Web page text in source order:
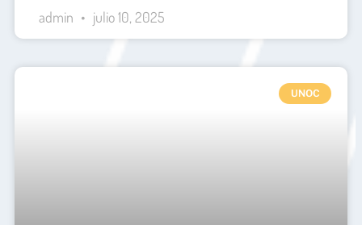
admin julio 10, 2025
UNOC